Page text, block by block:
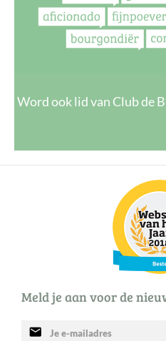
Word ook lid van Club de
Meld je aan voor de
mail